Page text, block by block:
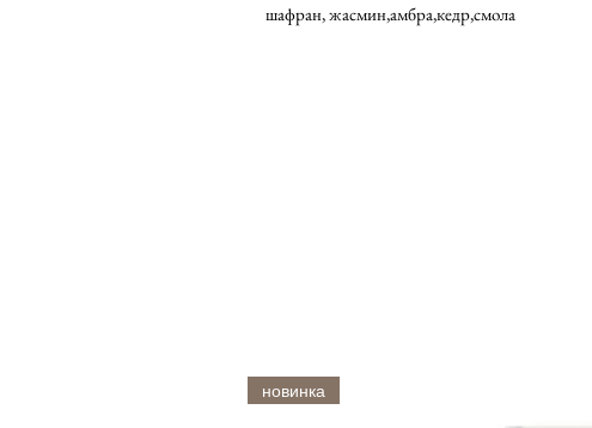
шафран, жасмин,амбра,кедр,смола
новинка